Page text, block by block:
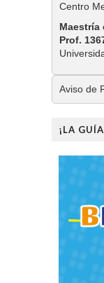
Centro
Maestría
Prof.
Aviso de
¡LA